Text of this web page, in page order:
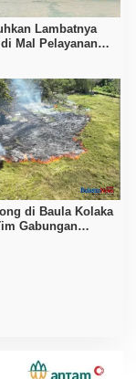
Lambatnya
Mal Pelayanan
di Baula Kolaka
Gabungan